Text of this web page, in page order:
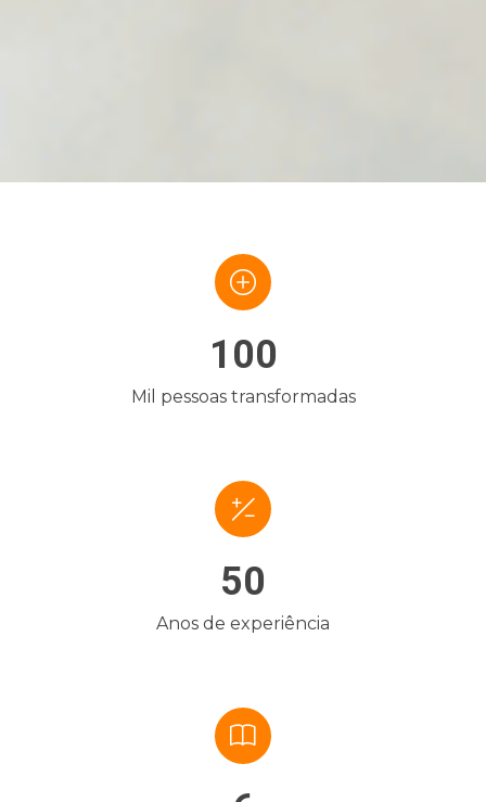
100
Mil pessoas transformadas
50
Anos de experiência